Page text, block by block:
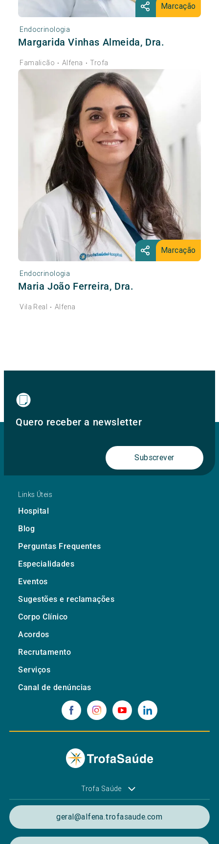
Marcação
Endocrinologia
Margarida Vinhas Almeida, Dra.
Famalicão • Alfena • Trofa
Marcação
Endocrinologia
Maria João Ferreira, Dra.
Vila Real • Alfena
Quero receber a newsletter
Subscrever
Links Úteis
Hospital
Blog
Perguntas Frequentes
Especialidades
Eventos
Sugestões e reclamações
Corpo Clínico
Acordos
Recrutamento
Serviços
Canal de denúncias
Trofa Saúde
geral@alfena.trofasaude.com